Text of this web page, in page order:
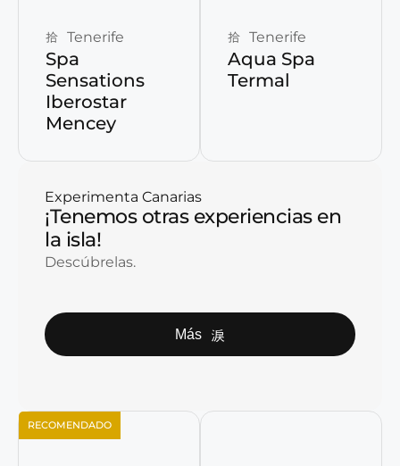
Tenerife
Spa
Sensations
Iberostar
Mencey
Tenerife
Aqua Spa
Termal
Experimenta Canarias
¡Tenemos otras experiencias en
la isla!
Descúbrelas.
Más
RECOMENDADO